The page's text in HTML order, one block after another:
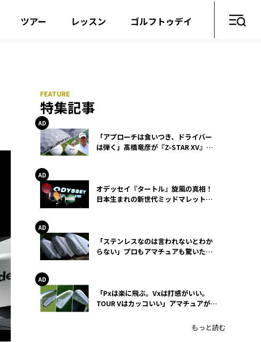
ツアー レッスン ゴルフトゥデイ
特集記事
「アプローチは食いつき、ドライバー
は弾く」髙橋竜彦が『Z-STAR XV』を
オデッセイ『タートル』旋風の真相！
日本生まれの新世代ミッドマレットが
「ステンレスなのは言われないとわか
らない」プロもアマチュアも驚いた
「Pxは楽に飛ぶ。Vxは打感がいい。
TOUR Vはカッコいい」アマチュアが選
もっと読む